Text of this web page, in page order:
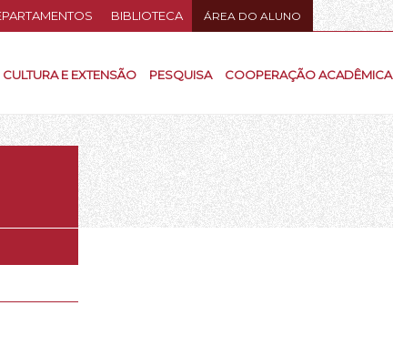
BIBLIOTECA ÁREA DO ALUNO
CULTURA E EXTENSÃO PESQUISA COOPERAÇÃO ACADÊMICA